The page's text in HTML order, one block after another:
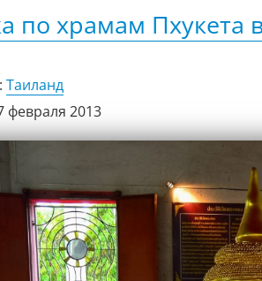
по храмам Пхукета
Таиланд
февраля 2013